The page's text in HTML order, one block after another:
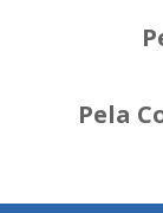
Pela